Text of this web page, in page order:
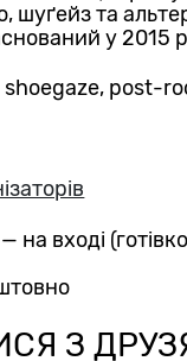
шуґейз та
у 2015
shoegaze, post-
на вході
З